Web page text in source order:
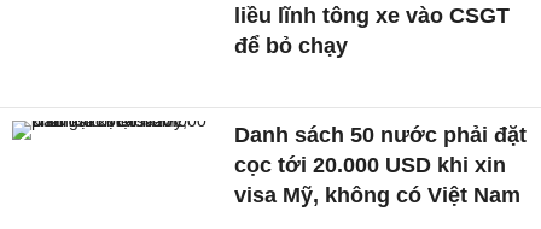
liều lĩnh tông xe vào CSGT
để bỏ chạy
Danh sách 50 nước phải đặt
cọc tới 20.000 USD khi xin
visa Mỹ, không có Việt Nam